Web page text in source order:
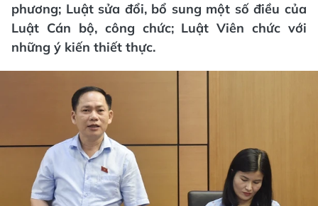
phương; Luật sửa đổi, bổ sung một số điều của
Luật Cán bộ, công chức; Luật Viên chức với
những ý kiến thiết thực.